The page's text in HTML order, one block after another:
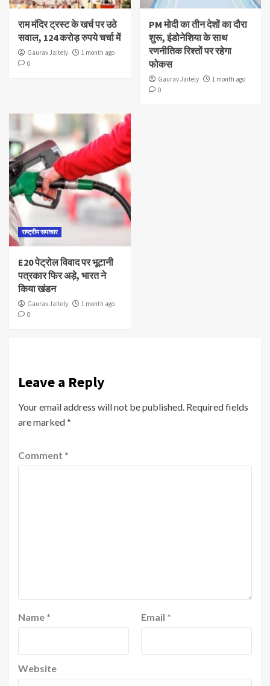
राम मंदिर ट्रस्ट के खर्च पर उठे
सवाल, 124 करोड़ रुपये चर्चा में
Gaurav Jaitely
1 month ago
0
PM मोदी का तीन देशों का दौरा
शुरू, इंडोनेशिया के साथ
रणनीतिक रिश्तों पर रहेगा
फोकस
Gaurav Jaitely
1 month ago
0
राष्ट्रीय समाचार
E20 पेट्रोल विवाद पर भूटानी
पत्रकार फिर अड़े, भारत ने
किया खंडन
Gaurav Jaitely
1 month ago
0
Leave a Reply
Your email address will not be published. Required fields
are marked*
Comment *
Name * Email *
Website